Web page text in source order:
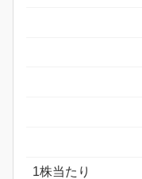
1株当たり